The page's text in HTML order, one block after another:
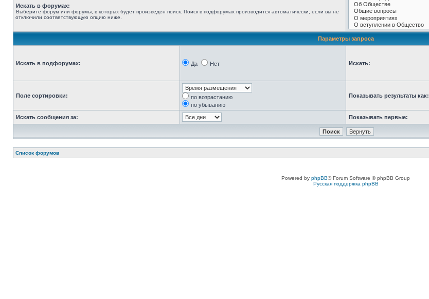
Искать в форумах:
Выберите форум или форумы, в которых будет произведён поиск. Поиск в подфорумах производится автоматически, если вы не
отключили соответствующую опцию ниже.
Параметры запроса
Искать в подфорумах: Да Нет Искать:
Поле сортировки:
по возрастанию
по убыванию
Показывать результаты как:
Искать сообщения за: Показывать первые:
Список форумов
Powered by phpBB® Forum Software © phpBB Group
Русская поддержка phpBB